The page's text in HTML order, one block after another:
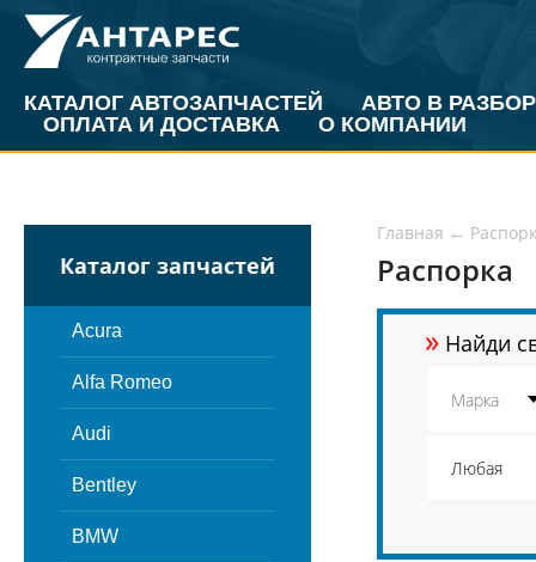
КАТАЛОГ АВТОЗАПЧАСТЕЙ
АВТО В РАЗБОР
ОПЛАТА И ДОСТАВКА
О КОМПАНИИ
Каталог запчастей
Acura
Alfa Romeo
Audi
Bentley
BMW
Главная ←
Распорка
» Найди